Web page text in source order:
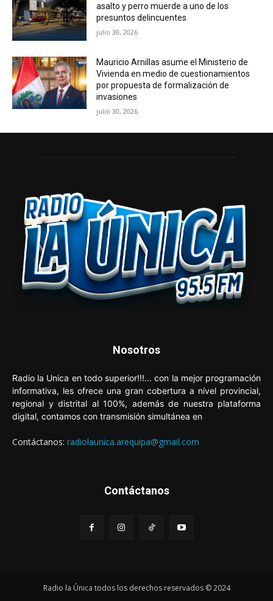
asalto y perro muerde a uno de los
presuntos delincuentes
julio 30, 2026
Mauricio Arnillas asume el Ministerio de
Vivienda en medio de cuestionamientos
por propuesta de formalización de
invasiones
julio 30, 2026
Nosotros
Radio la Unica en todo superior!!!... con la mejor programación
informativa, les ofrece una gran cobertura a nivel provincial,
regional y distrital al 100%, además de nuestra plataforma
digital, contamos con transmisión simultánea en
Contáctanos: radiolaunica.arequipa@gmail.com
Contáctanos
Radio la Única todos los derechos reservados © 2024